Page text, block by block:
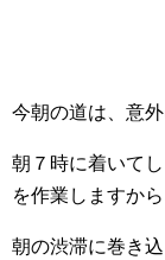
今朝の道は、意
朝７時に着いて
を作業しますから
朝の渋滞に巻き